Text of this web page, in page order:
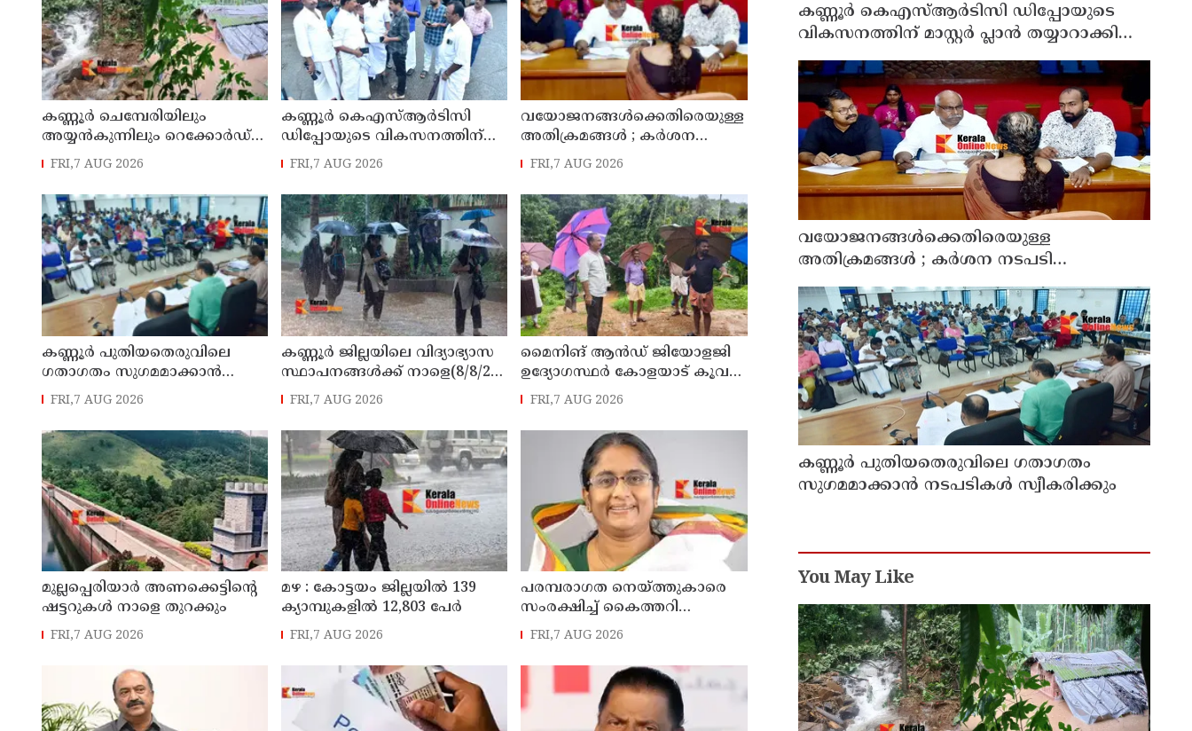
കണ്ണൂർ ചെമ്പേരിയിലും
അയ്യൻകുന്നിലും റെക്കോർഡ്
മഴ ; ഉദയഗിരിയിൽ നേരിയ
ക്യാമ്പിലേക്ക് മാറ്റി
FRI,7 AUG 2026
കണ്ണൂർ കെഎസ്ആർടിസി
ഡിപ്പോയുടെ വികസനത്തിന്
മാസ്റ്റർ പ്ലാൻ തയ്യാറാക്കി
എം എൽ എ
FRI,7 AUG 2026
വയോജനങ്ങൾക്കെതിരെയുള്ള
അതിക്രമങ്ങൾ ; കർശന
നടപടി സ്വീകരിക്കുമെന്ന്
FRI,7 AUG 2026
കണ്ണൂർ പുതിയതെരുവിലെ
ഗതാഗതം സുഗമമാക്കാന്‍
നടപടികള്‍ സ്വീകരിക്കും
FRI,7 AUG 2026
കണ്ണൂർ ജില്ലയിലെ വിദ്യാഭ്യാസ
സ്ഥാപനങ്ങള്‍ക്ക് നാളെ(8/8/26)
അവധി പ്രഖ്യാപിച്ചു
FRI,7 AUG 2026
മൈനിങ് ആൻഡ്​ ജിയോളജി
ഉദ്യോഗസ്ഥർ കോളയാട് കൂവ
ഉന്നതി സന്ദർശിച്ചു
FRI,7 AUG 2026
മുല്ലപ്പെരിയാർ അണക്കെട്ടിന്റെ
ഷട്ടറുകൾ നാളെ തുറക്കും
FRI,7 AUG 2026
മഴ : കോട്ടയം ജില്ലയിൽ 139
ക്യാമ്പുകളിൽ 12,803 പേര്‍
FRI,7 AUG 2026
പരമ്പരാഗത നെയ്ത്തുകാരെ
സംരക്ഷിച്ച് കൈത്തറി
മേഖലയുടെ
സാധ്യമാക്കും: ഡെപ്യൂട്ടി
സ്പീക്കർ ഷാനിമോൾ ഉസ്മാൻ
FRI,7 AUG 2026
കണ്ണൂർ കെഎസ്ആർടിസി ഡിപ്പോയുടെ
വികസനത്തിന് മാസ്റ്റർ പ്ലാൻ തയ്യാറാക്കി
സമർപ്പിക്കും : ടി ഒ മോഹനൻ എം എൽ എ
വയോജനങ്ങൾക്കെതിരെയുള്ള
അതിക്രമങ്ങൾ ; കർശന നടപടി
സ്വീകരിക്കുമെന്ന് കമ്മീഷൻ
കണ്ണൂർ പുതിയതെരുവിലെ ഗതാഗതം
സുഗമമാക്കാന്‍ നടപടികള്‍ സ്വീകരിക്കും
You May Like